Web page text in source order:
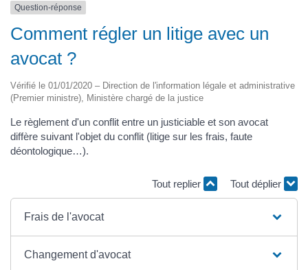
Question-réponse
Comment régler un litige avec un
avocat ?
Vérifié le 01/01/2020 – Direction de l'information légale et administrative
(Premier ministre), Ministère chargé de la justice
Le règlement d'un conflit entre un justiciable et son avocat
diffère suivant l'objet du conflit (litige sur les frais, faute
déontologique…).
Tout replier Tout déplier
Frais de l'avocat
Changement d'avocat